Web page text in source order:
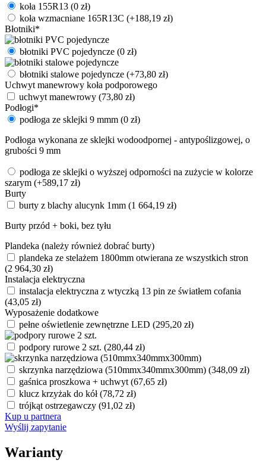
koła 155R13 (0 zł)
koła wzmacniane 165R13C (+188,19 zł)
Błotniki*
błotniki PVC pojedyncze (0 zł)
błotniki stalowe pojedyncze (+73,80 zł)
Uchwyt manewrowy koła podporowego
uchwyt manewrowy (73,80 zł)
Podłogi*
podłoga ze sklejki 9 mmm (0 zł)
Podłoga wykonana ze sklejki wodoodpornej - antypoślizgowej, o
grubości 9 mm
podłoga ze sklejki o wyższej odporności na zużycie w kolorze
szarym (+589,17 zł)
Burty
burty z blachy alucynk 1mm (1 664,19 zł)
Burty przód + boki, bez tyłu
Plandeka (należy również dobrać burty)
plandeka ze stelażem 1800mm otwierana ze wszystkich stron
(2 964,30 zł)
Instalacja elektryczna
instalacja elektryczna z wtyczką 13 pin ze światłem cofania
(43,05 zł)
Wyposażenie dodatkowe
pełne oświetlenie zewnętrzne LED (295,20 zł)
podpory rurowe 2 szt. (280,44 zł)
skrzynka narzędziowa (510mmx340mmx300mm) (348,09 zł)
gaśnica proszkowa + uchwyt (67,65 zł)
klucz krzyżak do kół(78,72 zł)
trójkąt ostrzegawczy (91,02 zł)
Kup u partnera
Wyślij zapytanie
Warianty